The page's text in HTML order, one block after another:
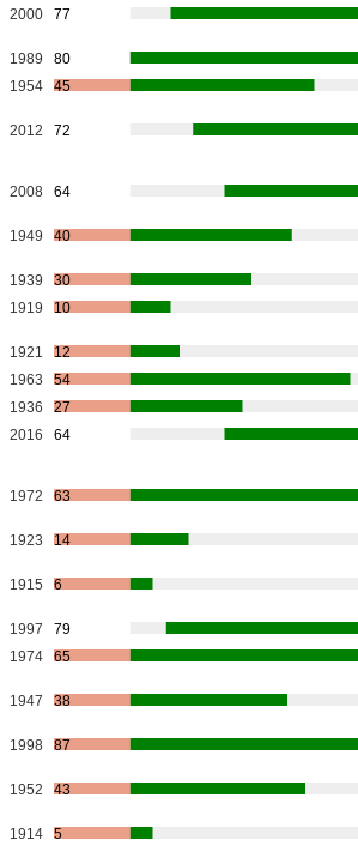
2000 77
1989
80
1954 45
2012 72
2008 64
1949 40
1939
30
1919 10
1921
12
1963
54
1936
27
2016 64
1972 63
1923 14
1915 6
1997
79
1974 65
1947 38
1998 87
1952 43
1914 5